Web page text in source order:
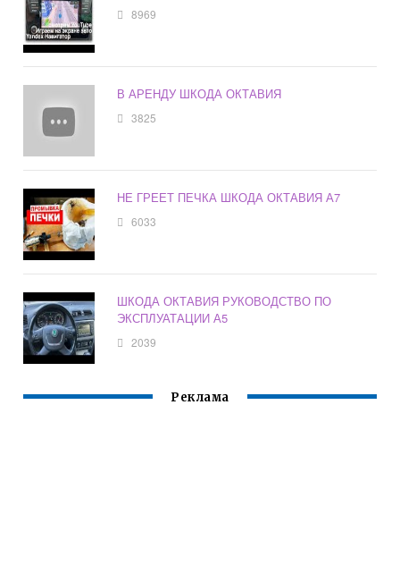
8969
В АРЕНДУ ШКОДА ОКТАВИЯ
3825
НЕ ГРЕЕТ ПЕЧКА ШКОДА ОКТАВИЯ А7
6033
ШКОДА ОКТАВИЯ РУКОВОДСТВО ПО
ЭКСПЛУАТАЦИИ А5
2039
Реклама